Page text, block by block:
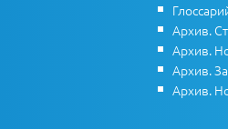
Архив.
Архив.
Архив.
Архив.